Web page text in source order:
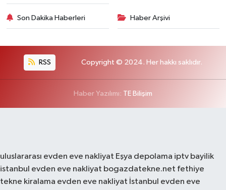
Son Dakika Haberleri Haber Arşivi
RSS Copyright © 2024. Her hakkı saklıdır.
Haber Yazılımı: TE Bilişim
uluslararası evden eve nakliyat Eşya depolama iptv bayilik
istanbul evden eve nakliyat bogazdatekne.net fethiye
tekne kiralama evden eve nakliyat İstanbul evden eve